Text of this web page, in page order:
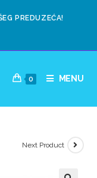
PREDUZEĆA!
0 MENU
Next Product